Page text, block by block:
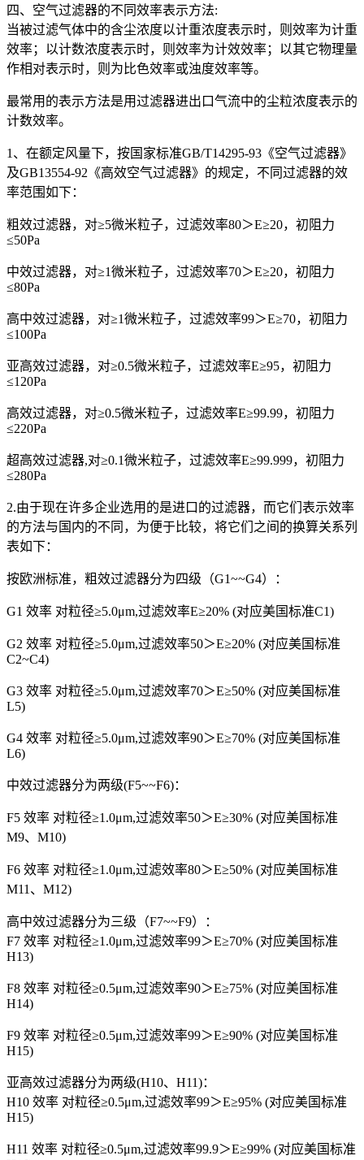
四、空气过滤器的不同效率表示方法:
当被过滤气体中的含尘浓度以计重浓度表示时，则效率为计重
效率；以计数浓度表示时，则效率为计效效率；以其它物理量
作相对表示时，则为比色效率或浊度效率等。
最常用的表示方法是用过滤器进出口气流中的尘粒浓度表示的
计数效率。
1、在额定风量下，按国家标准GB/T14295-93《空气过滤器》
及GB13554-92《高效空气过滤器》的规定，不同过滤器的效
率范围如下：
粗效过滤器，对≥5微米粒子，过滤效率80＞E≥20，初阻力
≤50Pa
中效过滤器，对≥1微米粒子，过滤效率70＞E≥20，初阻力
≤80Pa
高中效过滤器，对≥1微米粒子，过滤效率99＞E≥70，初阻力
≤100Pa
亚高效过滤器，对≥0.5微米粒子，过滤效率E≥95，初阻力
≤120Pa
高效过滤器，对≥0.5微米粒子，过滤效率E≥99.99，初阻力
≤220Pa
超高效过滤器,对≥0.1微米粒子，过滤效率E≥99.999，初阻力
≤280Pa
2.由于现在许多企业选用的是进口的过滤器，而它们表示效率
的方法与国内的不同，为便于比较，将它们之间的换算关系列
表如下：
按欧洲标准，粗效过滤器分为四级（G1~~G4）：
G1 效率 对粒径≥5.0μm,过滤效率E≥20% (对应美国标准C1)
G2 效率 对粒径≥5.0μm,过滤效率50＞E≥20% (对应美国标准
C2~C4)
G3 效率 对粒径≥5.0μm,过滤效率70＞E≥50% (对应美国标准
L5)
G4 效率 对粒径≥5.0μm,过滤效率90＞E≥70% (对应美国标准
L6)
中效过滤器分为两级(F5~~F6)：
F5 效率 对粒径≥1.0μm,过滤效率50＞E≥30% (对应美国标准
M9、M10)
F6 效率 对粒径≥1.0μm,过滤效率80＞E≥50% (对应美国标准
M11、M12)
高中效过滤器分为三级（F7~~F9）：
F7 效率 对粒径≥1.0μm,过滤效率99＞E≥70% (对应美国标准
H13)
F8 效率 对粒径≥0.5μm,过滤效率90＞E≥75% (对应美国标准
H14)
F9 效率 对粒径≥0.5μm,过滤效率99＞E≥90% (对应美国标准
H15)
亚高效过滤器分为两级(H10、H11)：
H10 效率 对粒径≥0.5μm,过滤效率99＞E≥95% (对应美国标准
H15)
H11 效率 对粒径≥0.5μm,过滤效率99.9＞E≥99% (对应美国标准